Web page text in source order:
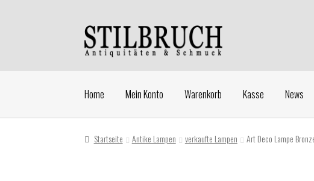
Zur
Navigation
springen
Zum
Inhalt
springen
Home Mein Konto Warenkorb Kasse News
Startseite Antike Lampen verkaufte Lampen Art Deco Lampe